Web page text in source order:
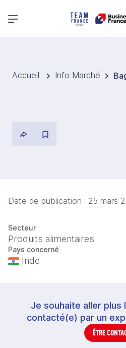
Menu principal
Accueil Info Marché
Date de publication : 25 mars
Secteur
Produits alimentaires
Pays concerné
Inde
Je souhaite aller plus
contacté(e) par un
ÊTRE